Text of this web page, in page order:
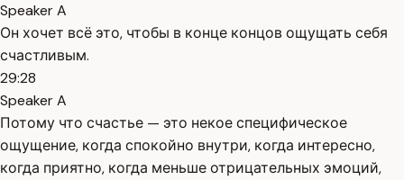
Speaker A
Он хочет всё это, чтобы в конце концов ощущать себя
счастливым.
29:28
Speaker A
Потому что счастье — это некое специфическое
ощущение, когда спокойно внутри, когда интересно,
когда приятно, когда меньше отрицательных эмоций,